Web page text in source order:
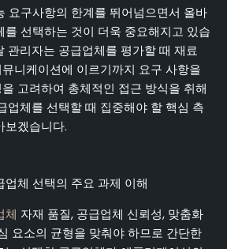
요구사항의 한계를 뛰어넘으면서 올바
를 선택하는 것이 더욱 중요해지고 있습
관리자는 공급업체를 평가할 때 재료
니케이션에 이르기까지 요구 사항을
고려하여 총체적인 접근 방식을 취해
업체를 선택할 때 집중해야 할 핵심 측
보겠습니다.
체 선택의 주요 과제 이해
체 자재 품질, 공급업체 신뢰성, 맞춤화
요소의 균형을 맞춰야 하므로 간단한